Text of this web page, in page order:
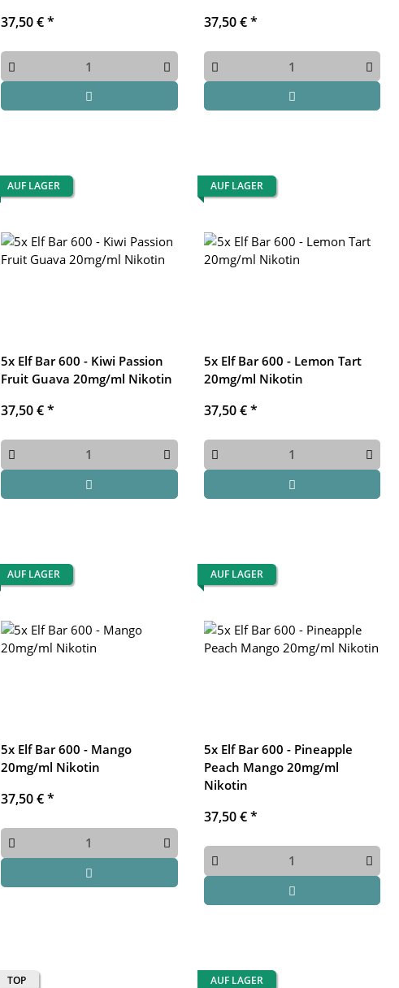
37,50 €* 37,50 €*
AUF LAGER
5x Elf Bar 600 - Kiwi Passion
Fruit Guava 20mg/ml Nikotin
37,50 €*
AUF LAGER
5x Elf Bar 600 - Lemon Tart
20mg/ml Nikotin
37,50 €*
AUF LAGER
5x Elf Bar 600 - Mango
20mg/ml Nikotin
37,50 €*
AUF LAGER
5x Elf Bar 600 - Pineapple
Peach Mango 20mg/ml
Nikotin
37,50 €*
TOP AUF LAGER